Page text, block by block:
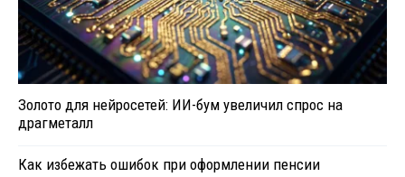
Золото для нейросетей: ИИ-бум увеличил спрос на
драгметалл
Как избежать ошибок при оформлении пенсии